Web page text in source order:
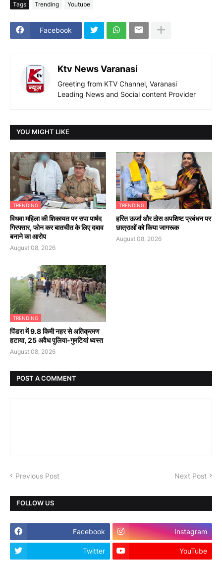
Tags Trending Youtube
Facebook
Ktv News Varanasi
Greeting from KTV Channel, Varanasi
Leading News and Social content Provider
YOU MIGHT LIKE
TRENDING
विधवा महिला की शिकायत पर सपा पार्षद
गिरफ्तार, फोन कर बातचीत के लिए दबाव
बनाने का आरोप
August 08, 2026
TRENDING
हरित ऊर्जा और ठोस अपशिष्ट प्रबंधन पर
छात्राओं को किया जागरूक
August 08, 2026
TRENDING
पिंडरा में 9.8 किमी नहर से अतिक्रमण
हटाया, 25 अवैध पुलिया-गुमटियां ध्वस्त
August 08, 2026
POST A COMMENT
Previous Post Next Post
FOLLOW US
Facebook Instagram
Twitter YouTube